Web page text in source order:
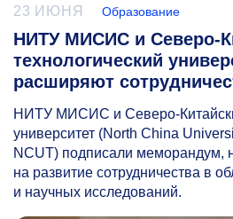
23 ИЮНЯ Образование
НИТУ МИСИС и Северо-
технологический
расширяют
НИТУ МИСИС и Северо-
университет (North China
NCUT) подписали меморандум,
на развитие сотрудничества в
и научных исследований.